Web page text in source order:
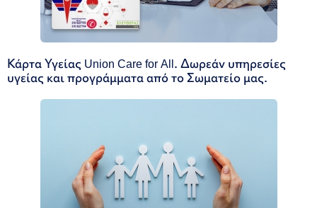
Κάρτα Υγείας Union Care for All. Δωρεάν υπηρεσίες
υγείας και προγράμματα από το Σωματείο μας.